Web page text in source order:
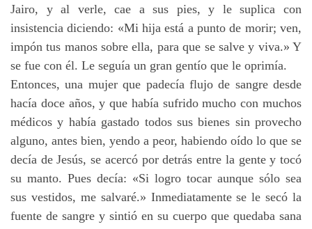
Jairo, y al verle, cae a sus pies, y le suplica con
insistencia diciendo: «Mi hija está a punto de morir; ven,
impón tus manos sobre ella, para que se salve y viva.» Y
se fue con él. Le seguía un gran gentío que le oprimía.
Entonces, una mujer que padecía flujo de sangre desde
hacía doce años, y que había sufrido mucho con muchos
médicos y había gastado todos sus bienes sin provecho
alguno, antes bien, yendo a peor, habiendo oído lo que se
decía de Jesús, se acercó por detrás entre la gente y tocó
su manto. Pues decía: «Si logro tocar aunque sólo sea
sus vestidos, me salvaré.» Inmediatamente se le secó la
fuente de sangre y sintió en su cuerpo que quedaba sana